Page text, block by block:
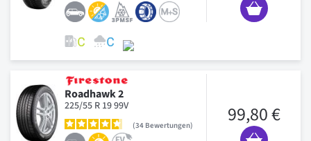
Roadhawk 2
225/55 R 19 99V
34 Bewertungen 99,80 €